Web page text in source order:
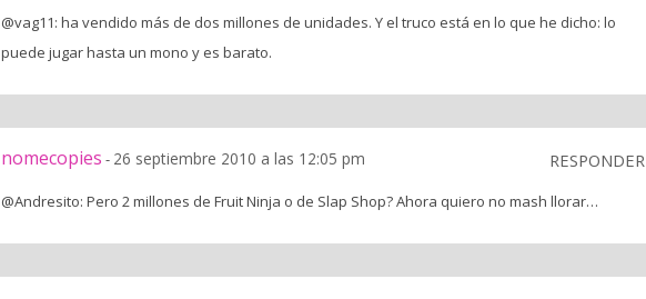
@vag11: ha vendido más de dos millones de unidades. Y el truco está en lo que he dicho: lo
puede jugar hasta un mono y es barato.
nomecopies - 26 septiembre 2010 a las 12:05 pm RESPONDER
@Andresito: Pero 2 millones de Fruit Ninja o de Slap Shop? Ahora quiero no mash llorar…